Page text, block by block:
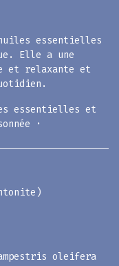
essentielles
Elle a une
et relaxante et
essentielles et
·
oleifera